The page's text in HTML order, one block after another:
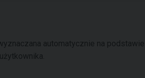
automatycznie na podstawie